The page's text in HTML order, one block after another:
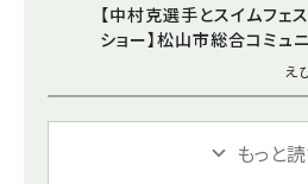
【中村克選手とスイムフェ
ショー】松山市総合コミュ
水泳について楽しく学ぼう
え
もっと